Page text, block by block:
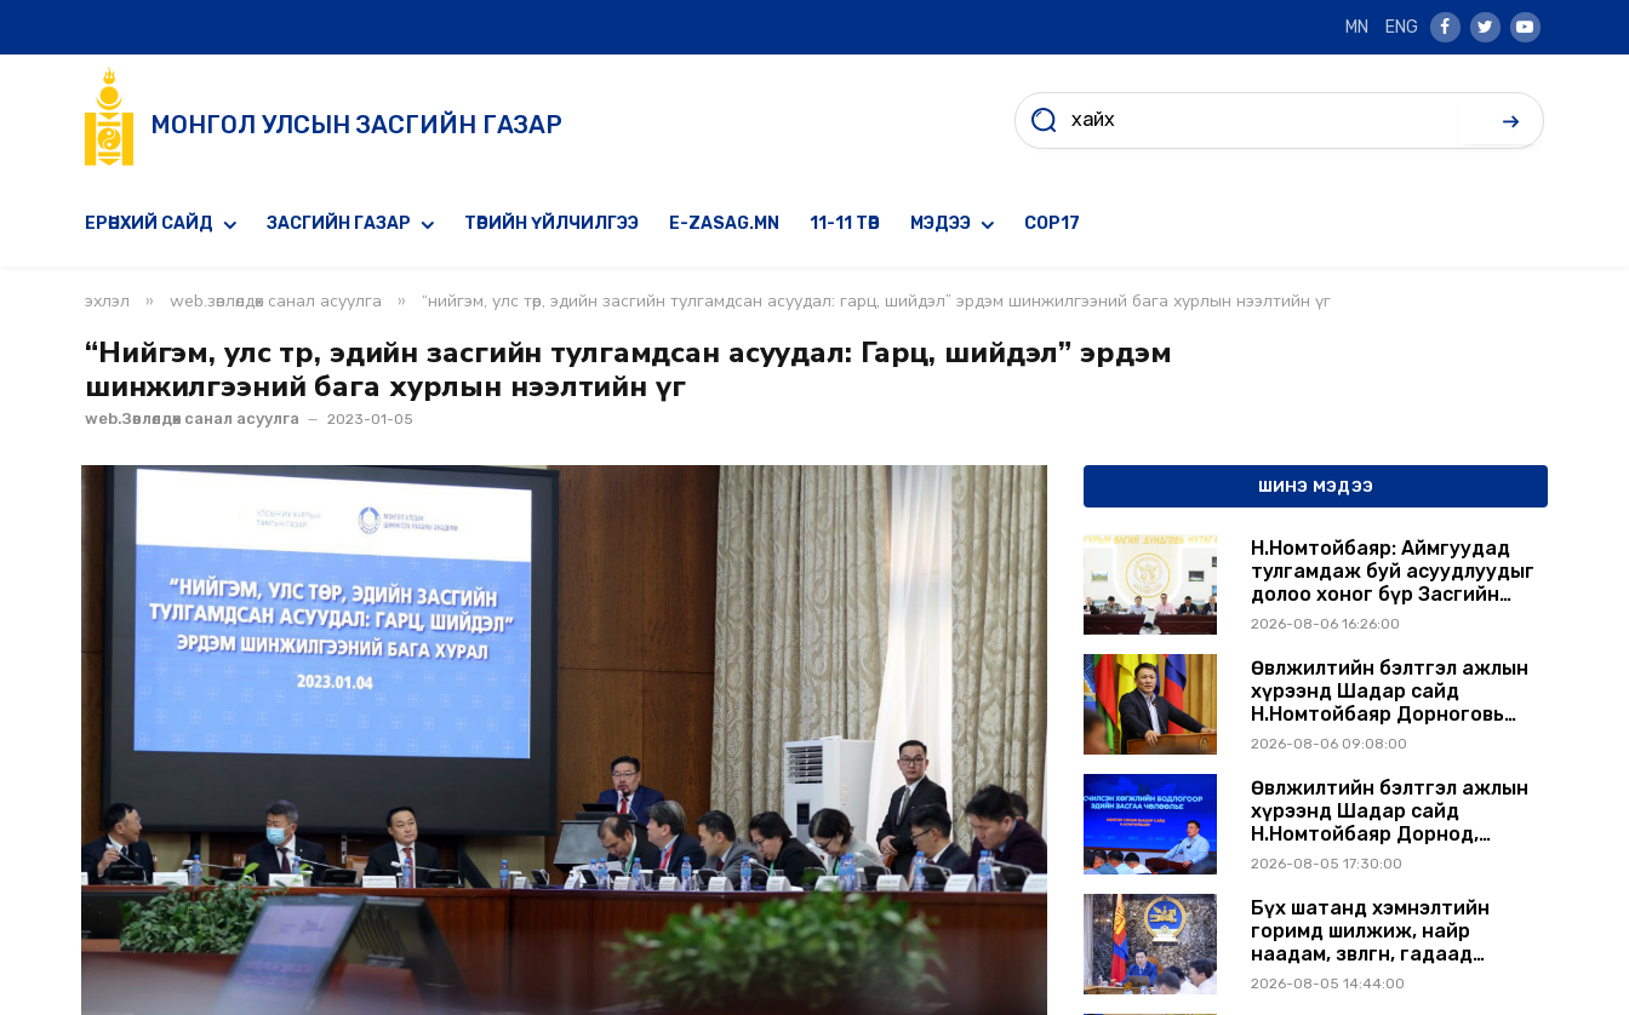
MN ENG
Facebook
TwitterYoutube
МОНГОЛ УЛСЫН ЗАСГИЙН ГАЗАР
ЕРӨНХИЙ САЙД ЗАСГИЙН ГАЗАР ТӨРИЙН ҮЙЛЧИЛГЭЭ E-ZASAG.MN 11-11 ТӨВ МЭДЭЭ COP17
эхлэл » web.зөвлөлдөх санал асуулга » “нийгэм, улс төр, эдийн засгийн тулгамдсан асуудал: гарц, шийдэл” эрдэм шинжилгээний бага хурлын нээлтийн үг
“Нийгэм, улс төр, эдийн засгийн тулгамдсан асуудал: Гарц, шийдэл” эрдэм
шинжилгээний бага хурлын нээлтийн үг
web.Зөвлөлдөх санал асуулга 2023-01-05
ШИНЭ МЭДЭЭ
Н.Номтойбаяр: Аймгуудад
тулгамдаж буй асуудлуудыг
долоо хоног бүр Засгийн
газрын хуралдаанд
2026-08-06 16:26:00
Өвөлжилтийн бэлтгэл ажлын
хүрээнд Шадар сайд
Н.Номтойбаяр Дорноговь
аймагт ажиллав
2026-08-06 09:08:00
Өвөлжилтийн бэлтгэл ажлын
хүрээнд Шадар сайд
Н.Номтойбаяр Дорнод,
Сүхбаатар аймагт ажиллав
2026-08-05 17:30:00
Бүх шатанд хэмнэлтийн
горимд шилжиж, найр
наадам, зөвлөгөөн, гадаад
томилолтыг хориглолоо
2026-08-05 14:44:00